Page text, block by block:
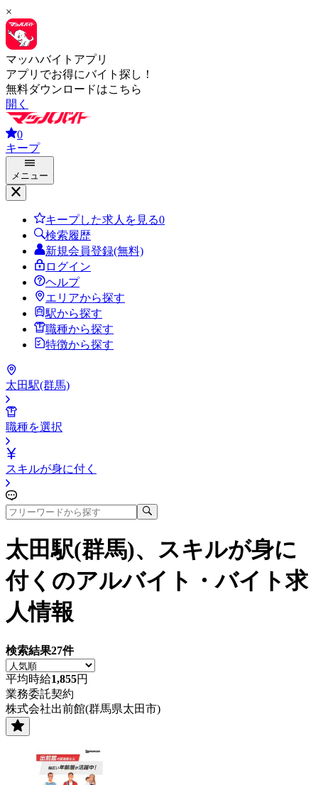
×
マッハバイトアプリ
アプリでお得にバイト探し！
無料ダウンロードはこちら
開く
0
キープ
メニュー
キープした求人を見る0
検索履歴
新規会員登録(無料)
ログイン
ヘルプ
エリアから探す
駅から探す
職種から探す
特徴から探す
太田駅(群馬)
職種を選択
スキルが身に付く
太田駅(群馬)、スキルが身に
付く のアルバイト・バイト求
人情報
検索結果27件
平均時給1,855円
業務委託契約
株式会社出前館(群馬県太田市)